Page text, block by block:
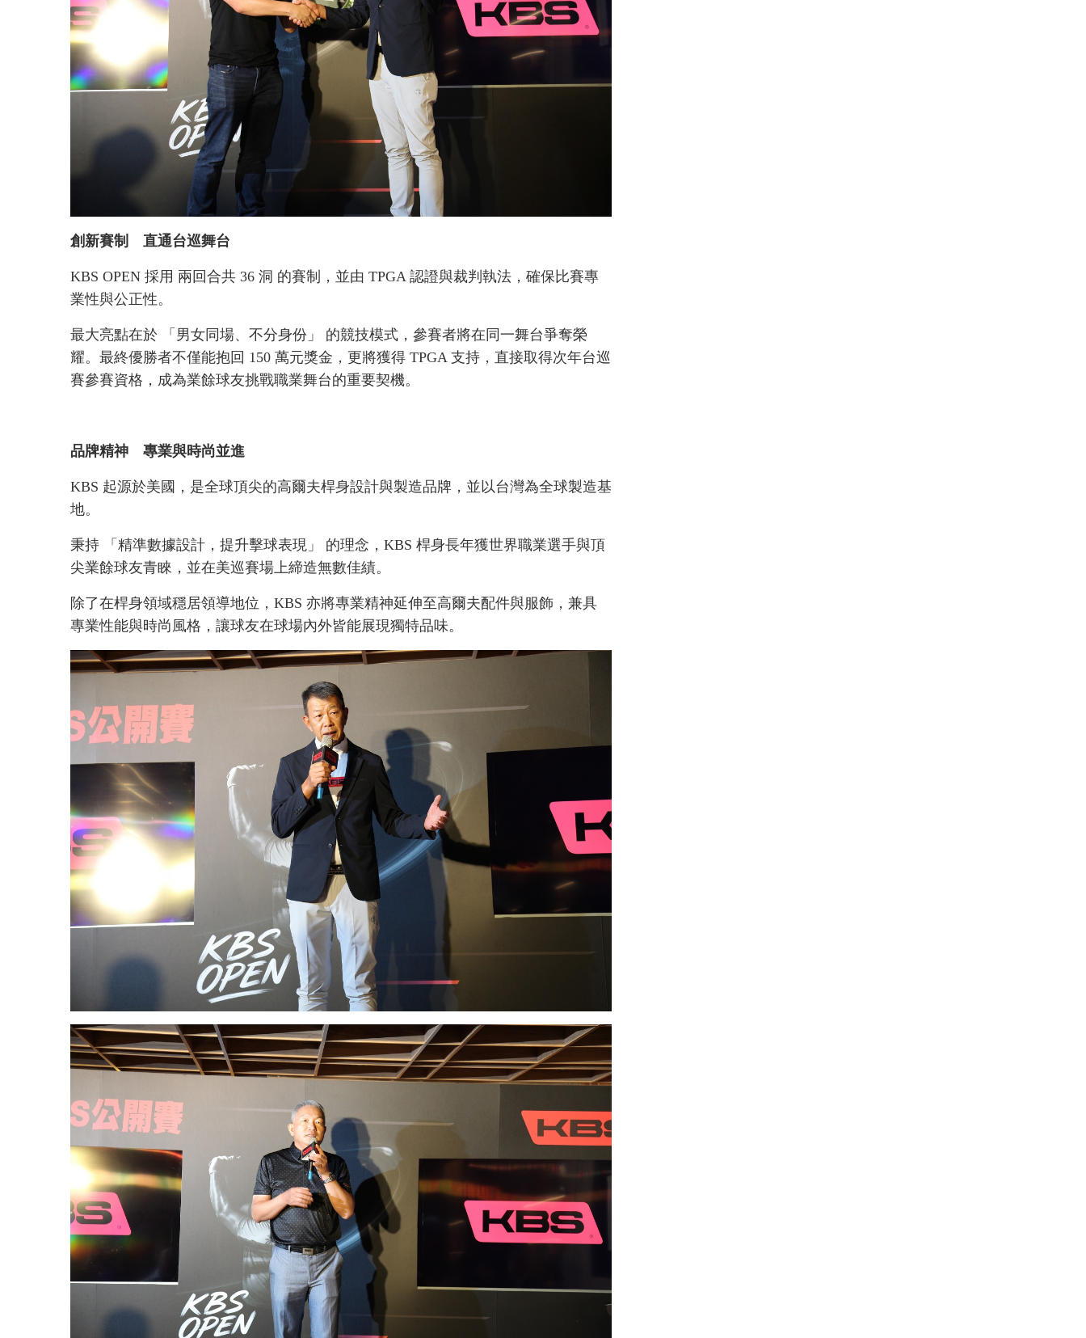
創新賽制 直通台巡舞台
KBS OPEN 採用 兩回合共 36 洞 的賽制，並由 TPGA 認證與裁判執法，確保比賽專
業性與公正性。
最大亮點在於 「男女同場、不分身份」 的競技模式，參賽者將在同一舞台爭奪榮
耀。最終優勝者不僅能抱回 150 萬元獎金，更將獲得 TPGA 支持，直接取得次年台巡
賽參賽資格，成為業餘球友挑戰職業舞台的重要契機。
品牌精神 專業與時尚並進
KBS 起源於美國，是全球頂尖的高爾夫桿身設計與製造品牌，並以台灣為全球製造基
地。
秉持 「精準數據設計，提升擊球表現」 的理念，KBS 桿身長年獲世界職業選手與頂
尖業餘球友青睞，並在美巡賽場上締造無數佳績。
除了在桿身領域穩居領導地位，KBS 亦將專業精神延伸至高爾夫配件與服飾，兼具
專業性能與時尚風格，讓球友在球場內外皆能展現獨特品味。